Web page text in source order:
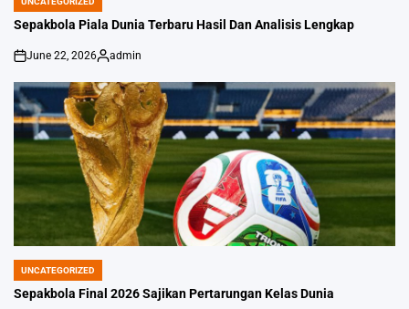
POSTED
IN
Sepakbola Piala Dunia Terbaru Hasil Dan Analisis Lengkap
on
June 22, 2026
Posted
admin
POSTED
IN
UNCATEGORIZED
Sepakbola Final 2026 Sajikan Pertarungan Kelas Dunia